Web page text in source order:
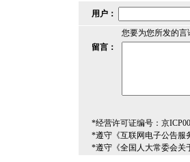
用户：
您要为您所发的
留言：
*经营许可证编号：京
*遵守《互联网电子公告服
*遵守《全国人大常委会关